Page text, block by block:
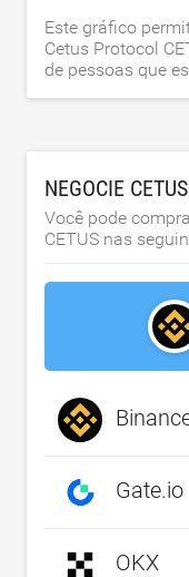
Este gráfico
Cetus Protocol
de pessoas que
NEGOCIE
Você pode
CETUS nas
Gate.io
OKX